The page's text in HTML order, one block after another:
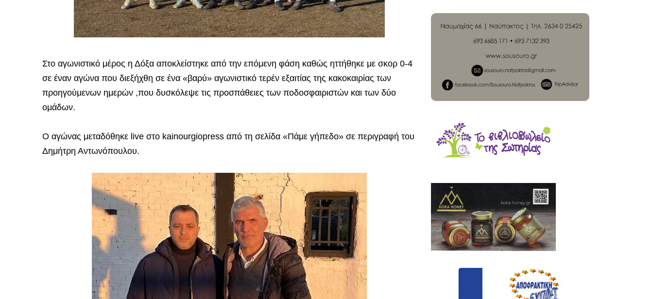
Στο αγωνιστικό μέρος η Δόξα αποκλείστηκε από την επόμενη φάση καθώς ηττήθηκε με σκορ 0-4
σε έναν αγώνα που διεξήχθη σε ένα «βαρύ» αγωνιστικό τερέν εξαιτίας της κακοκαιρίας των
προηγούμενων ημερών ,που δυσκόλεψε τις προσπάθειες των ποδοσφαιριστών και των δύο
ομάδων.
Ο αγώνας μεταδόθηκε live στο kainourgiopress από τη σελίδα «Πάμε γήπεδο» σε περιγραφή του
Δημήτρη Αντωνόπουλου.